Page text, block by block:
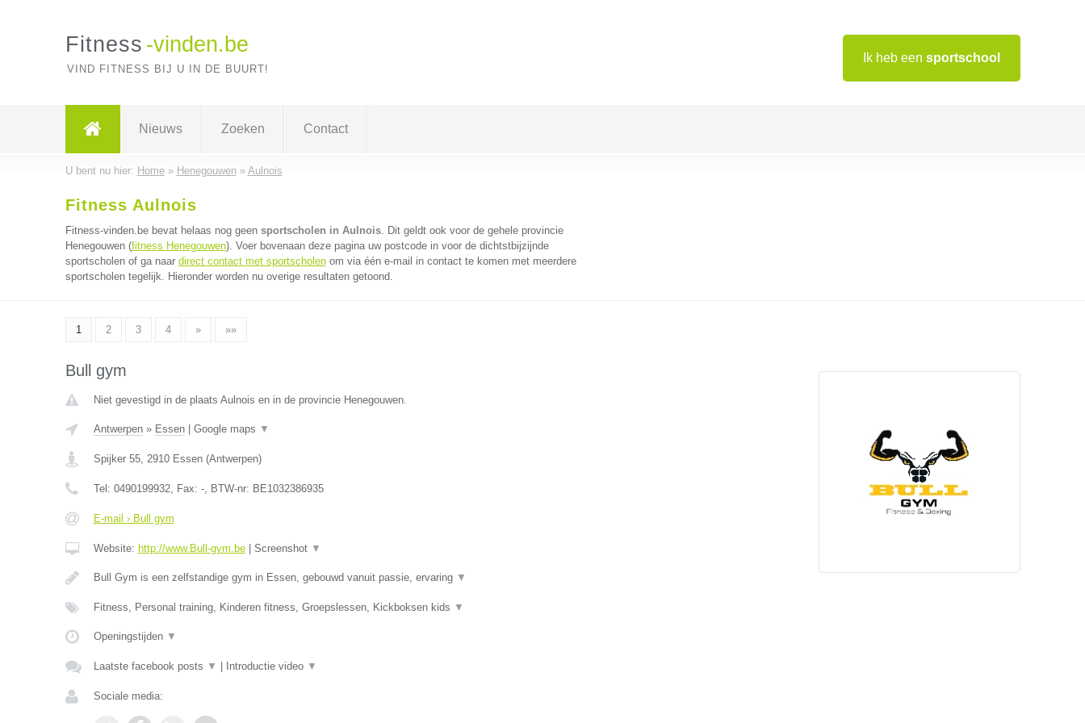
Ik heb een sportschool
Fitness -vinden.be
VIND FITNESS BIJ U IN DE BUURT!
Nieuws Zoeken Contact
U bent nu hier: Home» Henegouwen» Aulnois
Fitness Aulnois
Fitness-vinden.be bevat helaas nog geen sportscholen in Aulnois. Dit geldt ook voor de gehele provincie
Henegouwen (fitness Henegouwen). Voer bovenaan deze pagina uw postcode in voor de dichtstbijzijnde
sportscholen of ga naar direct contact met sportscholenom via één e-mail in contact te komen met meerdere
sportscholen tegelijk. Hieronder worden nu overige resultaten getoond.
1 2 3 4 » »»
Bull gym
Niet gevestigd in de plaats Aulnois en in de provincie Henegouwen.
Antwerpen» Essen| Google maps ▼
Spijker 55, 2910 Essen(Antwerpen)
Tel: 0490199932, Fax: -, BTW-nr: BE1032386935
E-mail › Bull gym
Website: http://www.Bull-gym.be| Screenshot ▼
Bull Gym is een zelfstandige gym in Essen, gebouwd vanuit passie, ervaring ▼
Fitness, Personal training, Kinderen fitness, Groepslessen, Kickboksen kids ▼
Openingstijden ▼
Laatste facebook posts ▼ Introductie video ▼
Sociale media: